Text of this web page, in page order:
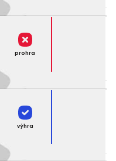
prohra
výhra